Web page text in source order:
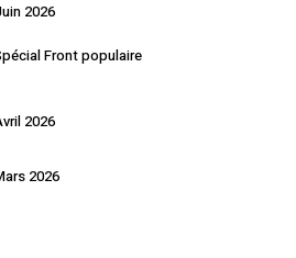
2026
Front populaire
2026
2026